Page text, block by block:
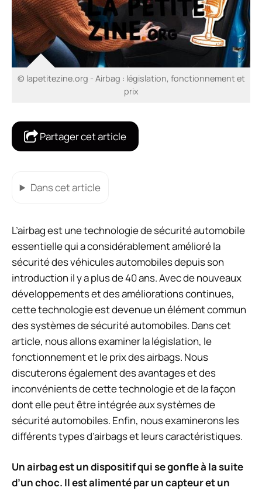
© lapetitezine.org - Airbag : législation, fonctionnement et
prix
Partager cet article
Dans cet article
L’airbag est une technologie de sécurité automobile
essentielle qui a considérablement amélioré la
sécurité des véhicules automobiles depuis son
introduction il y a plus de 40 ans. Avec de nouveaux
développements et des améliorations continues,
cette technologie est devenue un élément commun
des systèmes de sécurité automobiles. Dans cet
article, nous allons examiner la législation, le
fonctionnement et le prix des airbags. Nous
discuterons également des avantages et des
inconvénients de cette technologie et de la façon
dont elle peut être intégrée aux systèmes de
sécurité automobiles. Enfin, nous examinerons les
différents types d’airbags et leurs caractéristiques.
Un airbag est un dispositif qui se gonfle à la suite
d’un choc. Il est alimenté par un capteur et un